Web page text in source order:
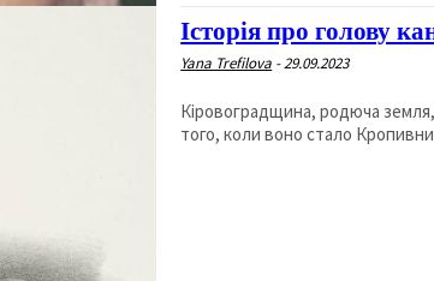
Історія про голову
Yana Trefilova -29.09.2023
Кіровоградщина, родюча
того, коли воно стало